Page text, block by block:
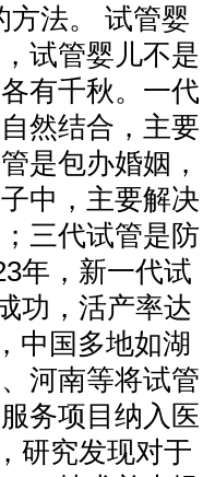
方法。 试管婴
试管婴儿不是
有千秋。一代
然结合，主要
是包办婚姻，
中，主要解决
三代试管是防
年，新一代试
功，活产率达
中国多地如湖
河南等将试管
务项目纳入医
研究发现对于